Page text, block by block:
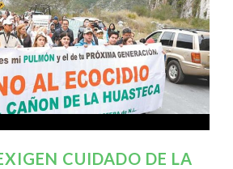
CUIDADO DE LA